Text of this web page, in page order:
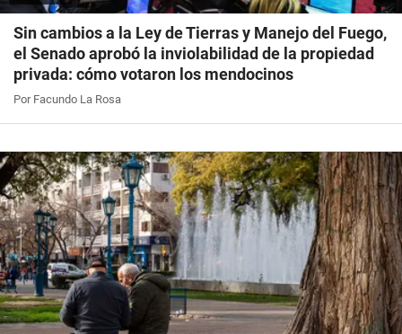
Sin cambios a la Ley de Tierras y Manejo del Fuego,
el Senado aprobó la inviolabilidad de la propiedad
privada: cómo votaron los mendocinos
Por Facundo La Rosa